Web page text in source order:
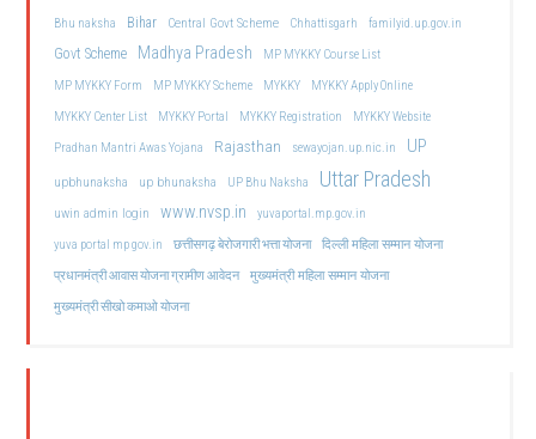
Bhu naksha Bihar Central Govt Scheme Chhattisgarh familyid.up.gov.in
Govt Scheme Madhya Pradesh
MP MYKKY Course List
MP MYKKY Form
MP MYKKY Scheme MYKKY
MYKKY Apply Online
MYKKY Center List
MYKKY Portal MYKKY Registration
MYKKY Website
Pradhan Mantri Awas Yojana
Rajasthan sewayojan.up.nic.in UP
upbhunaksha up bhunaksha UP Bhu Naksha Uttar Pradesh
uwin admin login www.nvsp.in
yuvaportal.mp.gov.in
yuva portal mp gov.in
छत्तीसगढ़ बेरोजगारी भत्ता योजना दिल्ली महिला सम्मान योजना
प्रधानमंत्री आवास योजना ग्रामीण आवेदन मुख्यमंत्री महिला सम्मान योजना
मुख्यमंत्री सीखो कमाओ योजना